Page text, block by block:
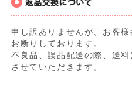
申し訳ありませんが、お客様
お断りしております。
不良品、誤品配送の際、送
させていただきます。